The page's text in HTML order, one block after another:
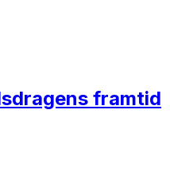
framtid